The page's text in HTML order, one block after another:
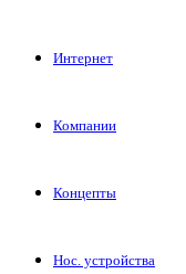
Интернет
Компании
Концепты
Нос. устройства